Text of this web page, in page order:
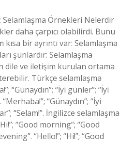
Selamlaşma Örnekleri Nelerdir
daha çarpıcı olabilirdi. Bunu
kısa bir ayrıntı var: Selamlaşma
şunlardır: Selamlaşma
dile ve iletişim kurulan ortama
Türkçe selamlaşma
“Günaydın”; “İyi günler”; “İyi
“Günaydın”; “İyi
“Selam!”. İngilizce selamlaşma
“Good morning”; “Good
“Hello!”; “Hi!”; “Good